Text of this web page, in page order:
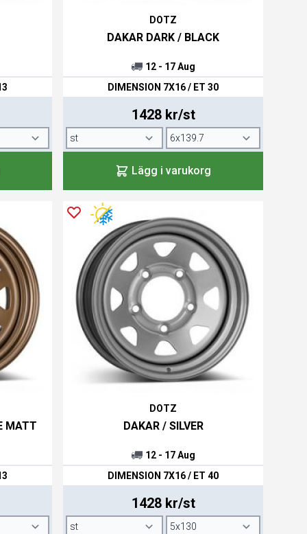
DOTZ
DAKAR DARK / BLACK
12 - 17 Aug
DIMENSION 7X16 / ET 30
1428 kr/st
Lägg i varukorg
MATT
DOTZ
DAKAR / SILVER
12 - 17 Aug
DIMENSION 7X16 / ET 40
1428 kr/st